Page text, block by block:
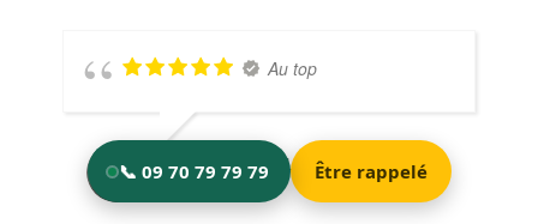
Au top
JULIAN GROSCLAUDE